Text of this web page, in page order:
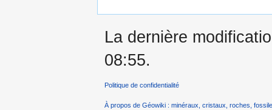
La dernière
08:55.
Politique de confidentialité
À propos de Géowiki : minéraux, cristaux, roches,